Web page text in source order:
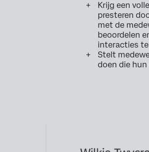
Krijg een
presteren
met de
beoordelen
interacties
Stelt
doen die